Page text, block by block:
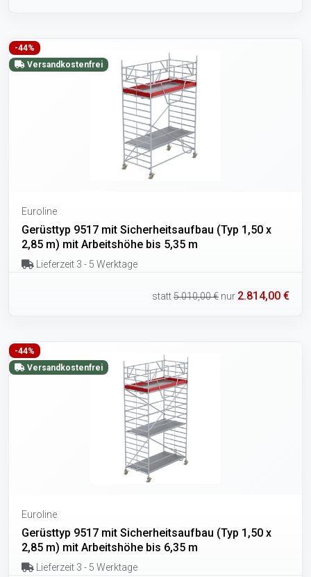
-44%
Versandkostenfrei
Euroline
Gerüsttyp 9517 mit Sicherheitsaufbau (Typ 1,50 x
2,85 m) mit Arbeitshöhe bis 5,35 m
Lieferzeit 3 - 5 Werktage
statt5.010,00 € nur 2.814,00 €
-44%
Versandkostenfrei
Euroline
Gerüsttyp 9517 mit Sicherheitsaufbau (Typ 1,50 x
2,85 m) mit Arbeitshöhe bis 6,35 m
Lieferzeit 3 - 5 Werktage